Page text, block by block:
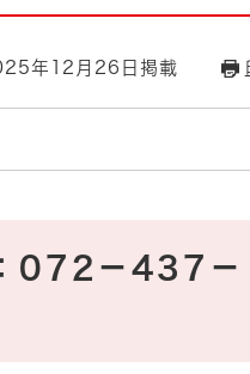
年12月26日掲載
072－437－